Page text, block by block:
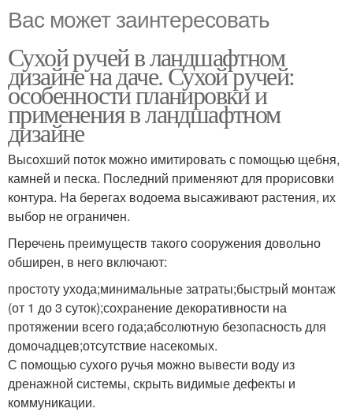
Вас может заинтересовать
Сухой ручей в ландшафтном
дизайне на даче. Сухой ручей:
особенности планировки и
применения в ландшафтном
дизайне
Высохший поток можно имитировать с помощью щебня,
камней и песка. Последний применяют для прорисовки
контура. На берегах водоема высаживают растения, их
выбор не ограничен.
Перечень преимуществ такого сооружения довольно
обширен, в него включают:
простоту ухода;минимальные затраты;быстрый монтаж
(от 1 до 3 суток);сохранение декоративности на
протяжении всего года;абсолютную безопасность для
домочадцев;отсутствие насекомых.
С помощью сухого ручья можно вывести воду из
дренажной системы, скрыть видимые дефекты и
коммуникации.